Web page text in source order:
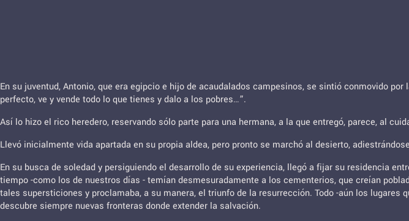
En su juventud, Antonio, que era egipcio e hijo de acaudalados campesinos, se sintió conmovido
perfecto, ve y vende todo lo que tienes y dalo a los pobres…”.
Así lo hizo el rico heredero, reservando sólo parte para una hermana, a la que entregó, parece, al
Llevó inicialmente vida apartada en su propia aldea, pero pronto se marchó al desierto,
En su busca de soledad y persiguiendo el desarrollo de su experiencia, llegó a fijar su residencia
tiempo -como los de nuestros días - temían desmesuradamente a los cementerios, que creían
tales supersticiones y proclamaba, a su manera, el triunfo de la resurrección. Todo -aún los
descubre siempre nuevas fronteras donde extender la salvación.